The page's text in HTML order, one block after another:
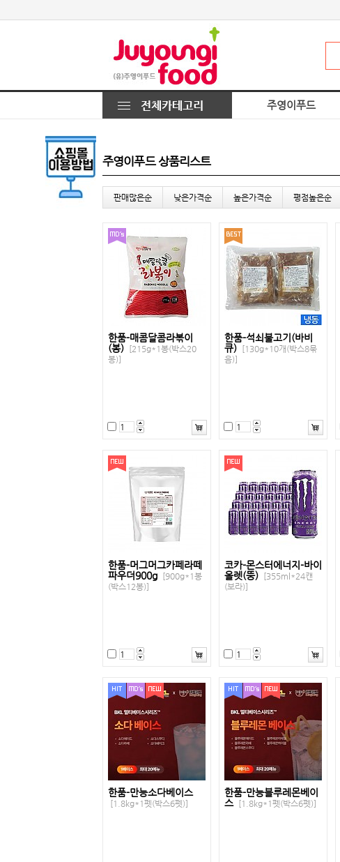
주영이푸드
주영이푸드 상품리스트
판매많은순 낮은가격순 높은가격순 평점높은순
한품-매콤달콤라볶이
(봉)
[215g*1봉(박스20
봉)]
한품-석쇠불고기(바비
큐)
[130g*10개(박스8묶
음)]
한품-머그머그카페라떼
파우더900g
[900g*1봉
(박스12봉)]
코카-몬스터에너지-바이
올렛(뚱)
[355ml*24캔
(보라)]
한품-만능소다베이스
[1.8kg*1펫(박스6펫)]
한품-만능블루레몬베이
스 [1.8kg*1펫(박스6펫)]